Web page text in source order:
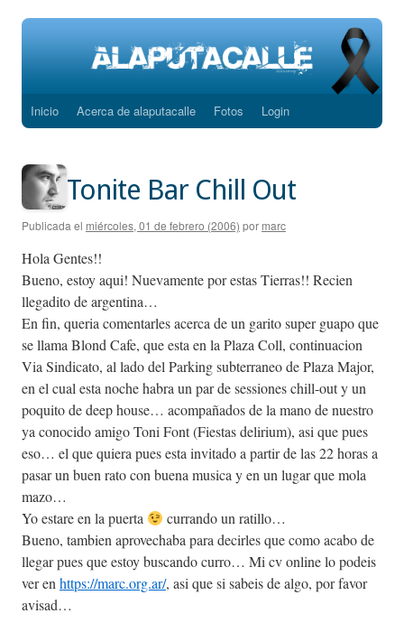
Saltar
contenido
Inicio Acerca de alaputacalle Fotos Login
Tonite Bar Chill Out
Publicada el miércoles, 01 de febrero (2006) por marc
Hola Gentes!!
Bueno, estoy aqui! Nuevamente por estas Tierras!! Recien
llegadito de argentina…
En fin, queria comentarles acerca de un garito super guapo que
se llama Blond Cafe, que esta en la Plaza Coll, continuacion
Via Sindicato, al lado del Parking subterraneo de Plaza Major,
en el cual esta noche habra un par de sessiones chill-out y un
poquito de deep house… acompañados de la mano de nuestro
ya conocido amigo Toni Font (Fiestas delirium), asi que pues
eso… el que quiera pues esta invitado a partir de las 22 horas a
pasar un buen rato con buena musica y en un lugar que mola
mazo…
Yo estare en la puerta
currando un ratillo…
Bueno, tambien aprovechaba para decirles que como acabo de
llegar pues que estoy buscando curro… Mi cv online lo podeis
ver enhttps://marc.org.ar/, asi que si sabeis de algo, por favor
avisad…